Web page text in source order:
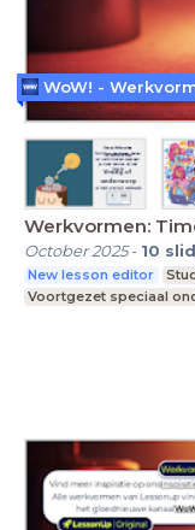
Werkvormen:
October 2025- 10
New lesson editor
Voortgezet speciaal
WoW! -